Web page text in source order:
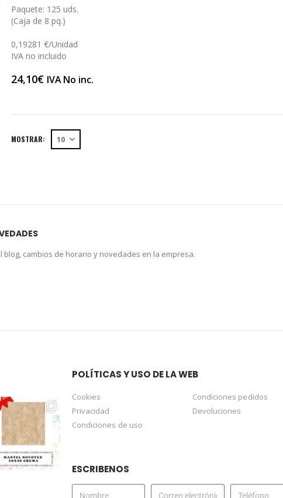
Paquete: 125 uds.
(Caja de 8 pq.)
0,19281 €/Unidad
IVA no incluido
24,10€ IVA No inc.
MOSTRAR:
cambios de horario y novedades en la empresa.
POLÍTICAS Y USO DE LA WEB
Cookies
Privacidad
Condiciones de uso
Condiciones pedidos
Devoluciones
ESCRIBENOS